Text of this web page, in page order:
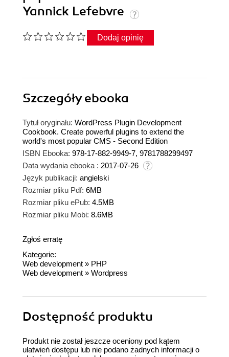
Yannick Lefebvre
Dodaj opinię
Szczegółyebooka
Tytuł oryginału: WordPress Plugin Development
Cookbook. Create powerful plugins to extend the
world's most popular CMS - Second Edition
ISBN Ebooka: 978-17-882-9949-7, 9781788299497
Data wydania ebooka : 2017-07-26
Język publikacji: angielski
Rozmiar pliku Pdf: 6MB
Rozmiar pliku ePub: 4.5MB
Rozmiar pliku Mobi: 8.6MB
Zgłoś erratę
Kategorie:
Web development » PHP
Web development » Wordpress
Dostępność produktu
Produkt nie został jeszcze oceniony pod kątem
ułatwień dostępu lub nie podano żadnych informacji o